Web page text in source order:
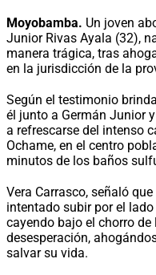
Moyobamba. Un joven
Junior Rivas Ayala (32),
manera trágica, tras
en la jurisdicción de la
Según el testimonio
él junto a Germán Junior
a refrescarse del intenso
Ochame, en el centro
minutos de los baños
Vera Carrasco, señaló
intentado subir por el
cayendo bajo el chorro
desesperación,
salvar su vida.